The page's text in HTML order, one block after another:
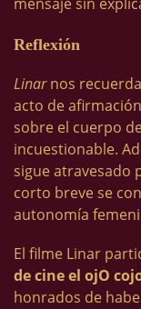
Reflexión
Linarnos
acto de
sobre el cuerpo
incuestionable.
sigue atravesado
corto breve se
autonomía
El filme Linar
de cine el ojO
honrados de